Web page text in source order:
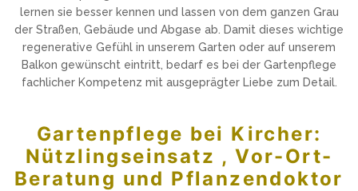
lernen sie besser kennen und lassen von dem ganzen Grau
der Straßen, Gebäude und Abgase ab. Damit dieses wichtige
regenerative Gefühl in unserem Garten oder auf unserem
Balkon gewünscht eintritt, bedarf es bei der Gartenpflege
fachlicher Kompetenz mit ausgeprägter Liebe zum Detail.
Gartenpflege bei Kircher:
Nützlingseinsatz , Vor-Ort-
Beratung und Pflanzendoktor